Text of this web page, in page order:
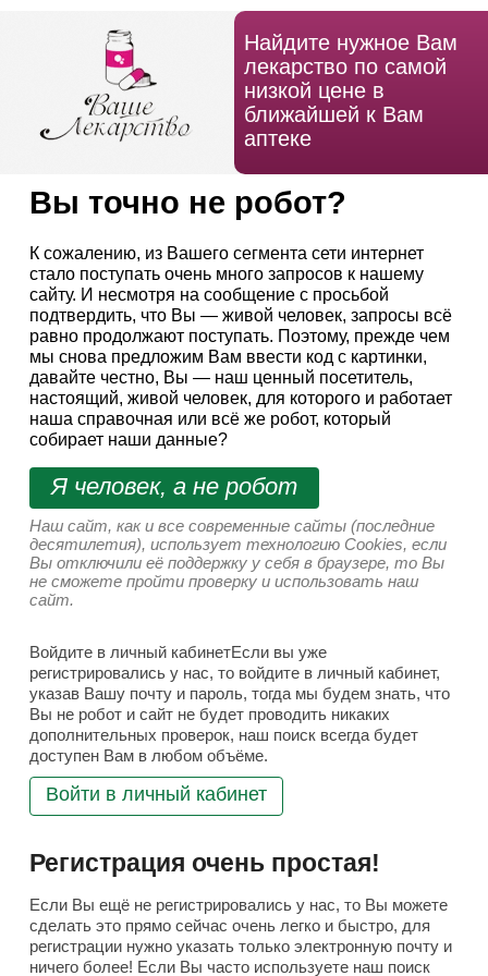
Найдите нужное Вам
лекарство по самой
низкой цене в
ближайшей к Вам
аптеке
Вы точно не робот?
К сожалению, из Вашего сегмента сети интернет
стало поступать очень много запросов к нашему
сайту. И несмотря на сообщение с просьбой
подтвердить, что Вы — живой человек, запросы всё
равно продолжают поступать. Поэтому, прежде чем
мы снова предложим Вам ввести код с картинки,
давайте честно, Вы — наш ценный посетитель,
настоящий, живой человек, для которого и работает
наша справочная или всё же робот, который
собирает наши данные?
Я человек, а не робот
Наш сайт, как и все современные сайты (последние
десятилетия), использует технологию Cookies, если
Вы отключили её поддержку у себя в браузере, то Вы
не сможете пройти проверку и использовать наш
сайт.
Войдите в личный кабинетЕсли вы уже
регистрировались у нас, то войдите в личный кабинет,
указав Вашу почту и пароль, тогда мы будем знать, что
Вы не робот и сайт не будет проводить никаких
дополнительных проверок, наш поиск всегда будет
доступен Вам в любом объёме.
Войти в личный кабинет
Регистрация очень простая!
Если Вы ещё не регистрировались у нас, то Вы можете
сделать это прямо сейчас очень легко и быстро, для
регистрации нужно указать только электронную почту и
ничего более! Если Вы часто используете наш поиск